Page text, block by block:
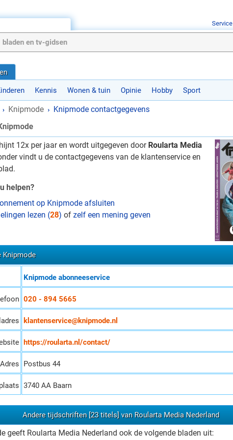
Kennis Wonen & tuin Opinie Hobby Sport
› Knipmode › Knipmode contactgegevens
12x per jaar en wordt uitgegeven door Roularta Media
vindt u de contactgegevens van de klantenservice en
helpen?
op Knipmode afsluiten
lezen (28) of zelf een mening geven
Knipmode
Knipmode abonneeservice
020 - 894 5665
klantenservice@knipmode.nl
https://roularta.nl/contact/
Adres Postbus 44
3740 AA Baarn
Andere tijdschriften [23 titels] van Roularta Media Nederland
geeft Roularta Media Nederland ook de volgende bladen uit:
Service